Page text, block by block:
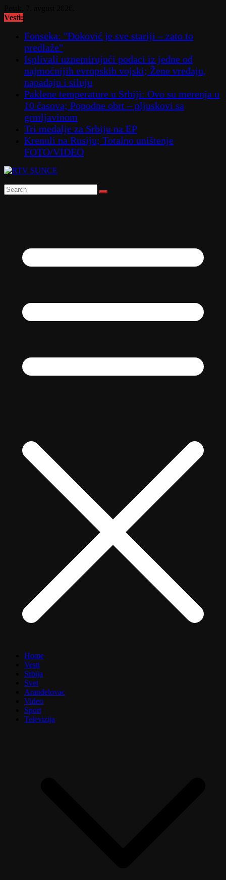
to
Vesti:
Fonseka: "Đoković je sve stariji – zato to
predlaže"
Isplivali uznemirujući podaci iz jedne od
najmoćnijih evropskih vojski; Žene vređaju,
napadaju i siluju
Paklene temperature u Srbiji: Ovo su merenja u
10 časova; Popodne obrt – pljuskovi sa
grmljavinom
Tri medalje za Srbiju na EP
Krenuli na Rusiju; Totalno uništenje
FOTO/VIDEO
Home
Vesti
Srbija
Svet
Aranđelovac
Video
Sport
Televizija